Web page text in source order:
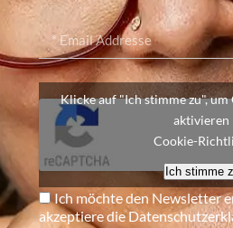
Klicke auf "Ich stimme zu", um
aktivieren
Cookie-
Ich stimme
Ich möchte den Newsletter
akzeptiere die